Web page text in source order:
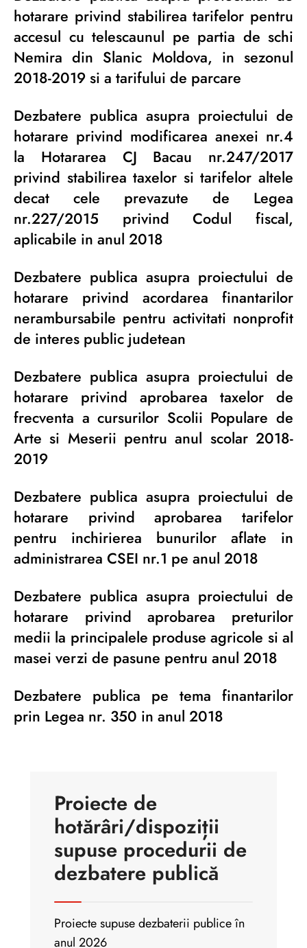
hotarare privind stabilirea tarifelor pentru
accesul cu telescaunul pe partia de schi
Nemira din Slanic Moldova, in sezonul
2018-2019 si a tarifului de parcare
Dezbatere publica asupra proiectului de
hotarare privind modificarea anexei nr.4
la Hotararea CJ Bacau nr.247/2017
privind stabilirea taxelor si tarifelor altele
decat cele prevazute de Legea
nr.227/2015 privind Codul fiscal,
aplicabile in anul 2018
Dezbatere publica asupra proiectului de
hotarare privind acordarea finantarilor
nerambursabile pentru activitati nonprofit
de interes public judetean
Dezbatere publica asupra proiectului de
hotarare privind aprobarea taxelor de
frecventa a cursurilor Scolii Populare de
Arte si Meserii pentru anul scolar 2018-
2019
Dezbatere publica asupra proiectului de
hotarare privind aprobarea tarifelor
pentru inchirierea bunurilor aflate in
administrarea CSEI nr.1 pe anul 2018
Dezbatere publica asupra proiectului de
hotarare privind aprobarea preturilor
medii la principalele produse agricole si al
masei verzi de pasune pentru anul 2018
Dezbatere publica pe tema finantarilor
prin Legea nr. 350 in anul 2018
Proiecte de
hotărâri/dispoziții
supuse procedurii de
dezbatere publică
Proiecte supuse dezbaterii publice în
anul 2026